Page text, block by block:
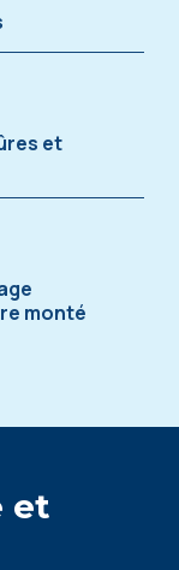
et
monté
et